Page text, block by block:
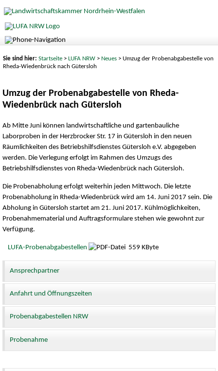
Sie sind hier:Startseite >LUFA NRW > Neues > Umzug der Probenabgabestelle von
Rheda-Wiedenbrück nach Gütersloh
Umzug der Probenabgabestelle von Rheda-
Wiedenbrück nach Gütersloh
Ab Mitte Juni können landwirtschaftliche und gartenbauliche
Laborproben in der Herzbrocker Str. 17 in Gütersloh in den neuen
Räumlichkeiten des Betriebshilfsdienstes Gütersloh e.V. abgegeben
werden. Die Verlegung erfolgt im Rahmen des Umzugs des
Betriebshilfsdienstes von Rheda-Wiedenbrück nach Gütersloh.
Die Probenabholung erfolgt weiterhin jeden Mittwoch. Die letzte
Probenabholung in Rheda-Wiedenbrück wird am 14. Juni 2017 sein. Die
Abholung in Gütersloh startet am 21. Juni 2017. Kühlmöglichkeiten,
Probenahmematerial und Auftragsformulare stehen wie gewohnt zur
Verfügung.
LUFA-Probenabgabestellen 559 KByte
Ansprechpartner
Anfahrt und Öffnungszeiten
Probenabgabestellen NRW
Probenahme